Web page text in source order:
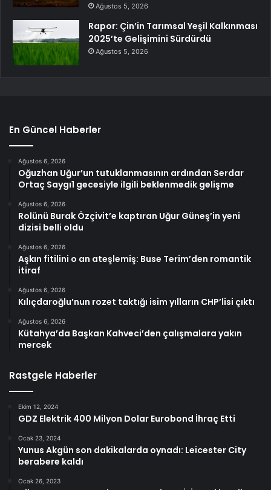
Ağustos 5, 2026
Rapor: Çin’in Tarımsal Yeşil Kalkınması
2025’te Gelişimini Sürdürdü
Ağustos 5, 2026
En Güncel Haberler
Ağustos 6, 2026
Oğuzhan Uğur’un tutuklanmasının ardından Serdar
Ortaç Saygı1 gecesiyle ilgili beklenmedik gelişme
Ağustos 6, 2026
Rolünü Burak Özçivit’e kaptıran Uğur Güneş’in yeni
dizisi belli oldu
Ağustos 6, 2026
Aşkın fitilini o an ateşlemiş: Buse Terim’den romantik
itiraf
Ağustos 6, 2026
Kılıçdaroğlu’nun rozet taktığı isim yılların CHP’lisi çıktı
Ağustos 6, 2026
Kütahya’da Başkan Kahveci’den çalışmalara yakın
mercek
Rastgele Haberler
Ekim 12, 2024
GDZ Elektrik 400 Milyon Dolar Eurobond İhraç Etti
Ocak 23, 2024
Yunus Akgün son dakikalarda oynadı: Leicester City
berabere kaldı
Ocak 26, 2023